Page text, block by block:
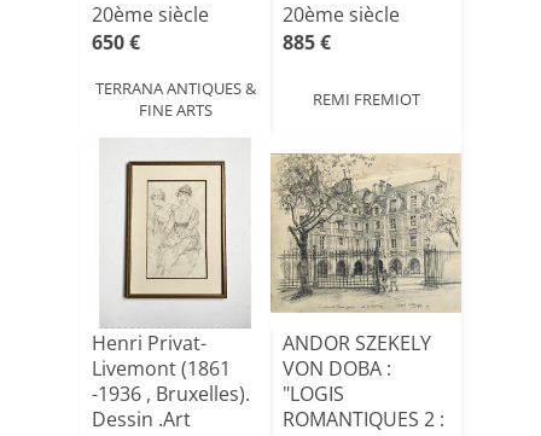
20ème siècle
650 €
TERRANA ANTIQUES &
FINE ARTS
20ème siècle
885 €
REMI FREMIOT
Henri Privat-
Livemont (1861
-1936 , Bruxelles).
Dessin .Art
ANDOR SZEKELY
VON DOBA :
"LOGIS
ROMANTIQUES 2 :